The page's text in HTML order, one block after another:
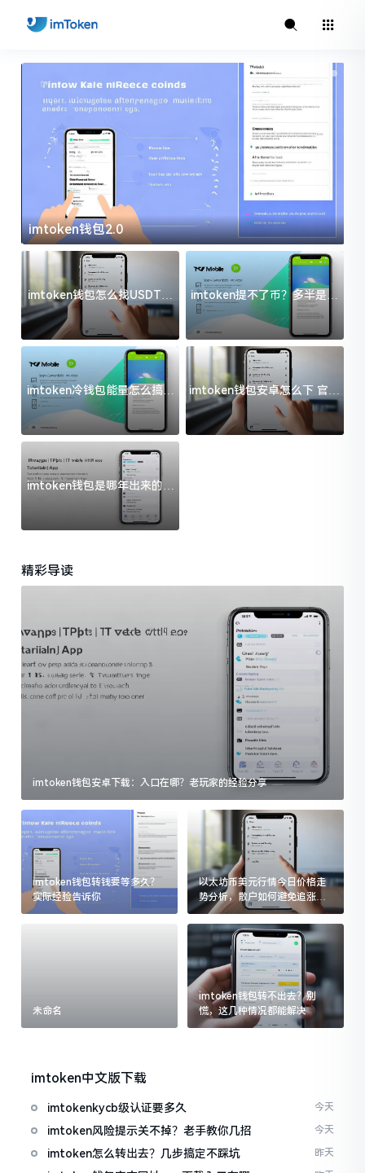
imtoken钱包2.0
imtoken钱包怎么找USDT地
址？三步搞定不踩坑
imtoken提不了币？多半是这
几件事没处理好
imtoken冷钱包能量怎么搞？
过来人告诉你门道
imtoken钱包安卓怎么下 官方
渠道避坑指南
imtoken钱包是哪年出来的？
一文给你说清楚
精彩导读
imtoken钱包安卓下载：入口在哪？老玩家的经验分享
imtoken钱包转钱要等多久？
实际经验告诉你
以太坊币美元行情今日价格走
势分析，散户如何避免追涨杀
跌被套牢
未命名
imtoken钱包转不出去？别
慌，这几种情况都能解决
imtoken中文版下载
imtokenkycb级认证要多久 今天
imtoken风险提示关不掉？老手教你几招 今天
imtoken怎么转出去？几步搞定不踩坑 昨天